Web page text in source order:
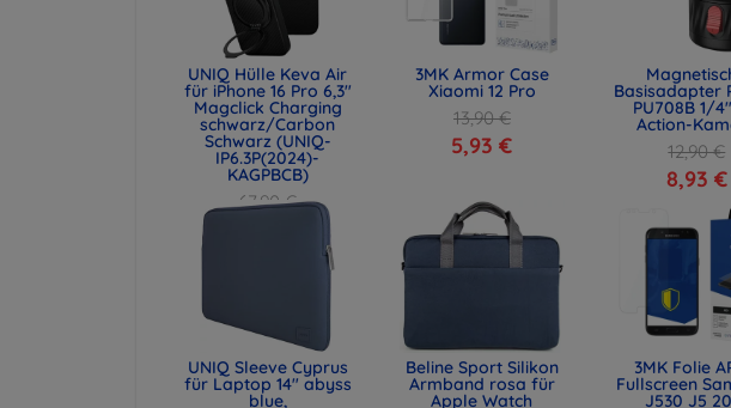
UNIQ Hülle Keva Air
für iPhone 16 Pro 6,3"
Magclick Charging
schwarz/Carbon
Schwarz (UNIQ-
IP6.3P(2024)-
KAGPBCB)
67,90 €
3MK Armor Case
Xiaomi 12 Pro
13,90 €
5,93 €
UNIQ Sleeve Cyprus
für Laptop 14" abyss
blue,
Beline Sport Silikon
Armband rosa für
Apple Watch
Basisadapter
PU708B 1/
Action-
12,90 €
8,93 €
3MK Folie
Fullscreen
J530 J5